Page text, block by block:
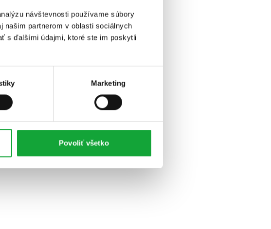
návštevnosti používame súbory
našim partnerom v oblasti sociálnych
s ďalšími údajmi, ktoré ste im poskytli
Marketing
Povoliť všetko